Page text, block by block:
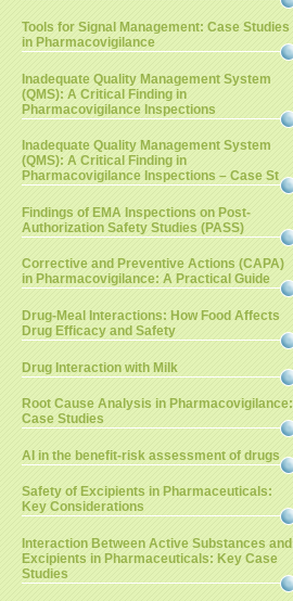
Tools for Signal Management: Case Studies
in Pharmacovigilance
Inadequate Quality Management System
(QMS): A Critical Finding in
Pharmacovigilance Inspections
Inadequate Quality Management System
(QMS): A Critical Finding in
Pharmacovigilance Inspections – Case St
Findings of EMA Inspections on Post-
Authorization Safety Studies (PASS)
Corrective and Preventive Actions (CAPA)
in Pharmacovigilance: A Practical Guide
Drug-Meal Interactions: How Food Affects
Drug Efficacy and Safety
Drug Interaction with Milk
Root Cause Analysis in Pharmacovigilance:
Case Studies
AI in the benefit-risk assessment of drugs
Safety of Excipients in Pharmaceuticals:
Key Considerations
Interaction Between Active Substances and
Excipients in Pharmaceuticals: Key Case
Studies